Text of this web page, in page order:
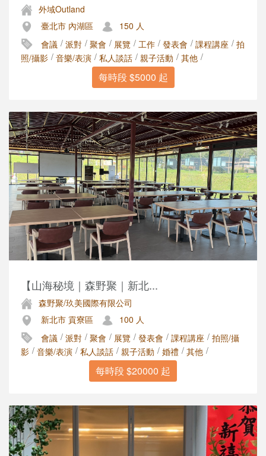
外域Outland
臺北市 內湖區
150 人
會議 / 派對 / 聚會 / 展覽 / 工作 / 發表會 / 課程講座 / 拍
照/攝影 / 音樂/表演 / 私人談話 / 親子活動 / 其他 /
每時段 $5000 起
【山海秘境｜森野聚｜新北...
森野聚/玖美國際有限公司
新北市 貢寮區
100 人
會議 / 派對 / 聚會 / 展覽 / 發表會 / 課程講座 / 拍照/攝
影 / 音樂/表演 / 私人談話 / 親子活動 / 婚禮 / 其他 /
每時段 $20000 起